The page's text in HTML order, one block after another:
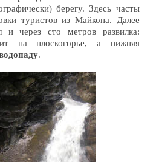
берегу. Здесь часты
туристов из Майкопа. Далее
и через сто метров развилка:
на плоскогорье, а нижняя
.